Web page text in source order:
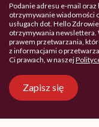
Podanie adresu e-mail oraz
otrzymywanie wiadomości
usługach dot. Hello
otrzymywania newslettera.
prawem przetwarzania,
z informacjami o
Ci prawach, w naszej
Zapisz się